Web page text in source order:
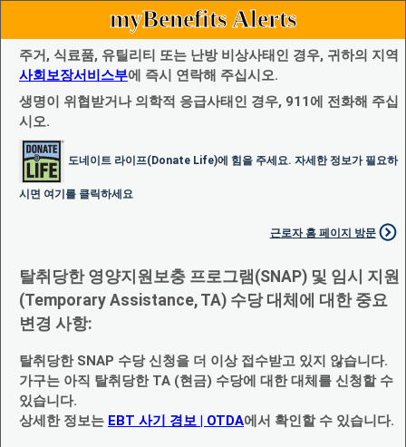
myBenefits Alerts
주거, 식료품, 유틸리티 또는 난방 비상사태인 경우, 귀하의 지역
사회보장서비스부에 즉시 연락해 주십시오.
생명이 위협받거나 의학적 응급사태인 경우, 911에 전화해 주십
시오.
도네이트 라이프(Donate Life)에 힘을 주세요. 자세한 정보가 필요하
시면 여기를 클릭하세요
근로자 홈 페이지 방문
탈취당한 영양지원보충 프로그램(SNAP) 및 임시 지원
(Temporary Assistance, TA) 수당 대체에 대한 중요
변경 사항:
탈취당한 SNAP 수당 신청을 더 이상 접수받고 있지 않습니다.
가구는 아직 탈취당한 TA (현금) 수당에 대한 대체를 신청할 수
있습니다.
상세한 정보는 EBT 사기 경보 | OTDA에서 확인할 수 있습니다.